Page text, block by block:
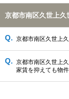
京都市南区久世上久
京都市南区久世上
京都市南区久世上
家賃を抑えても物